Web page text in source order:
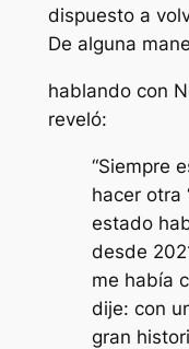
dispuesto a
De alguna
hablando con
reveló:
“Siempre
hacer otra
estado
desde
me había
dije: con
gran